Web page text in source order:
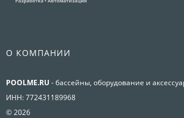
О КОМПАНИИ
POOLME.RU - бассейны, оборудование и
ИНН: 772431189968
© 2026